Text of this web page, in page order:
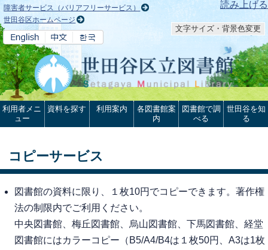
本文へ 読み上げる
障害者サービス（バリアフリーサービス）
世田谷区ホームページ
文字サイズ・背景色変更
利用者メニ
ュー
資料を探す 利用案内
各図書館案
内
図書館で調
べる
世田谷を知
る
コピーサービス
図書館の資料に限り、１枚10円でコピーできます。著作権
法の制限内でご利用ください。
中央図書館、梅丘図書館、烏山図書館、下馬図書館、経堂
図書館にはカラーコピー（B5/A4/B4は１枚50円、A3は1枚